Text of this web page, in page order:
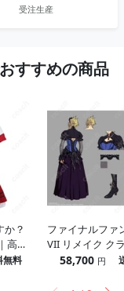
受注生産
すすめの商品
か？
高再
ベン
無料
ファイナルファ
VII リメイク ク
衣装 コスプレ
58,700 円